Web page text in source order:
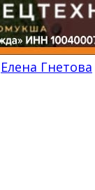
Елена Гнетова